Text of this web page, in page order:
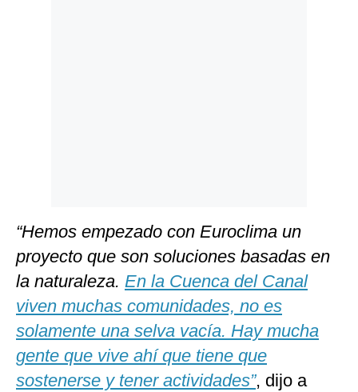
“Hemos empezado con Euroclima un
proyecto que son soluciones basadas en
la naturaleza. En la Cuenca del Canal
viven muchas comunidades, no es
solamente una selva vacía. Hay mucha
gente que vive ahí que tiene que
sostenerse y tener actividades”, dijo a